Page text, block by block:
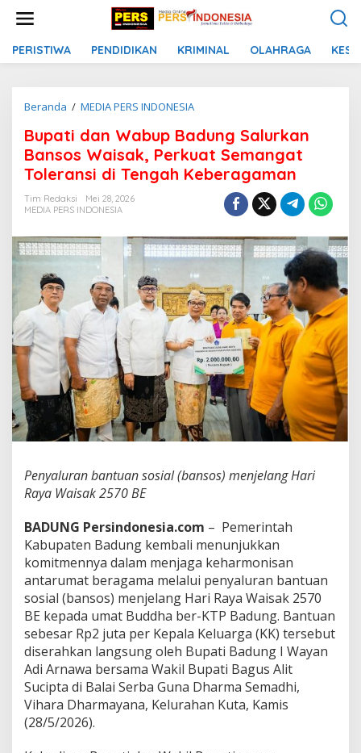
t
PERISTIWA PENDIDIKAN KRIMINAL OLAHRAGA
Beranda / MEDIA PERS INDONESIA
p
a
t
i
W
a
u
p
B
a
d
u
n
g
S
a
l
u
k
a
a
n
s
o
s
W
a
a
k
,
P
Bupati dan Wabup Badung Salurkan
Bansos Waisak, Perkuat Semangat
Toleransi di Tengah Keberagaman
Tim Redaksi
Mei 28, 2026
MEDIA PERS INDONESIA
Penyaluran bantuan sosial (bansos) menjelang Hari
Raya Waisak 2570 BE
BADUNG Persindonesia.com – Pemerintah
Kabupaten Badung kembali menunjukkan
komitmennya dalam menjaga keharmonisan
antarumat beragama melalui penyaluran bantuan
sosial (bansos) menjelang Hari Raya Waisak 2570
BE kepada umat Buddha ber-KTP Badung. Bantuan
sebesar Rp2 juta per Kepala Keluarga (KK) tersebut
diserahkan langsung oleh Bupati Badung I Wayan
Adi Arnawa bersama Wakil Bupati Bagus Alit
Sucipta di Balai Serba Guna Dharma Semadhi,
Vihara Dharmayana, Kelurahan Kuta, Kamis
(28/5/2026).